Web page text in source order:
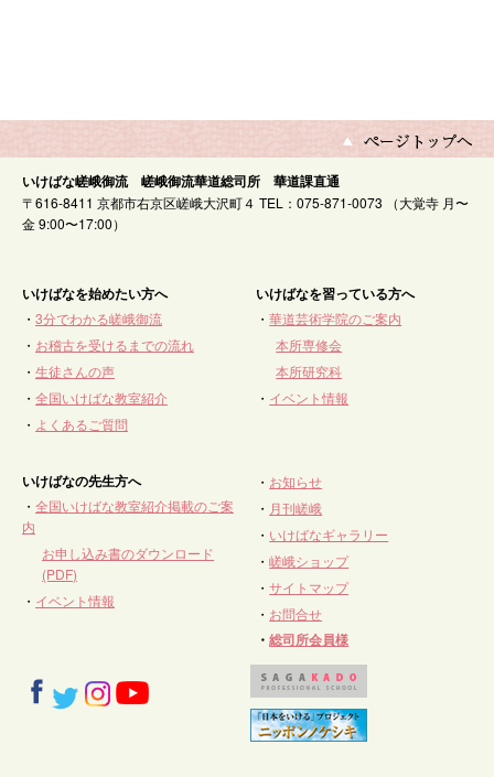
いけばな嵯峨御流 嵯峨御流華道総司所 華道課直通
〒616-8411 京都市右京区嵯峨大沢町４ TEL：075-871-0073 （大覚寺 月〜
金 9:00〜17:00）
いけばなを始めたい方へ
・ 3分でわかる嵯峨御流
・ お稽古を受けるまでの流れ
・ 生徒さんの声
・ 全国いけばな教室紹介
・ よくあるご質問
いけばなを習っている方へ
・華道芸術学院のご案内
本所専修会
本所研究科
・ イベント情報
いけばなの先生方へ
・ 全国いけばな教室紹介掲載のご案
内
お申し込み書のダウンロード
(PDF)
・ イベント情報
・ お知らせ
・ 月刊嵯峨
・ いけばなギャラリー
・嵯峨ショップ
・サイトマップ
・ お問合せ
・総司所会員様